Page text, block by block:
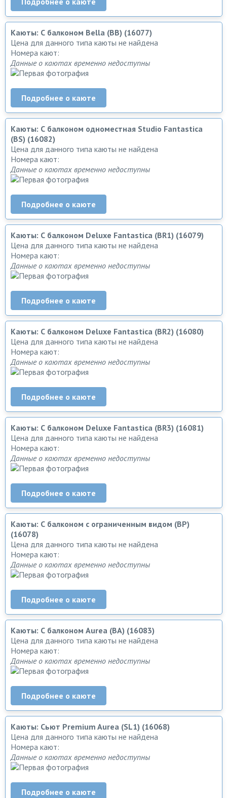
Каюты: С балконом Bella (BB) (16077)
Цена для данного типа каюты не найдена
Номера кают:
Данные о каютах временно недоступны
Подробнее о каюте
Каюты: С балконом одноместная Studio Fantastica
(BS) (16082)
Цена для данного типа каюты не найдена
Номера кают:
Данные о каютах временно недоступны
Подробнее о каюте
Каюты: С балконом Deluxe Fantastica (BR1) (16079)
Цена для данного типа каюты не найдена
Номера кают:
Данные о каютах временно недоступны
Подробнее о каюте
Каюты: С балконом Deluxe Fantastica (BR2) (16080)
Цена для данного типа каюты не найдена
Номера кают:
Данные о каютах временно недоступны
Подробнее о каюте
Каюты: С балконом Deluxe Fantastica (BR3) (16081)
Цена для данного типа каюты не найдена
Номера кают:
Данные о каютах временно недоступны
Подробнее о каюте
Каюты: С балконом с ограниченным видом (BP)
(16078)
Цена для данного типа каюты не найдена
Номера кают:
Данные о каютах временно недоступны
Подробнее о каюте
Каюты: С балконом Aurea (BA) (16083)
Цена для данного типа каюты не найдена
Номера кают:
Данные о каютах временно недоступны
Подробнее о каюте
Каюты: Сьют Premium Aurea (SL1) (16068)
Цена для данного типа каюты не найдена
Номера кают:
Данные о каютах временно недоступны
Подробнее о каюте